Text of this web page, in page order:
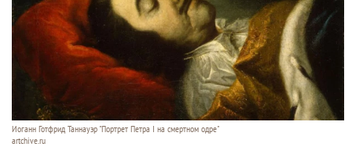
Иоганн Готфрид Таннауэр "Портрет Петра I на смертном одре"
artchive.ru